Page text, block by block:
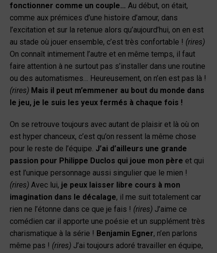
fonctionner comme un couple… Au début, on était,
comme aux prémices d’une histoire d’amour, dans
l’excitation et sur la retenue alors qu’aujourd’hui, on en est
au stade où jouer ensemble, c’est très confortable ! (rires)
On connaît intimement l’autre et en même temps, il faut
faire attention à ne surtout pas s’installer dans une routine
ou des automatismes… Heureusement, on n’en est pas là !
(rires) Mais il peut m’emmener au bout du monde dans
le jeu, je le suis les yeux fermés à chaque fois !
On se retrouve toujours avec autant de plaisir et là où on
est hyper chanceux, c’est qu’on ressent la même chose
pour le reste de l’équipe. J’ai d’ailleurs une grande
passion pour Philippe Duclos qui joue mon père et qui
est l’unique personnage aussi singulier que le mien !
(rires) Avec lui, je peux laisser libre cours à mon
imagination dans le décalage, il me suit totalement car
rien ne l’étonne dans ce que je fais ! (rires) J’aime ce
comédien car il apporte une poésie et un supplément très
charismatique à la série ! Benjamin Egner, n’en parlons
même pas ! (rires) J’ai toujours adoré travailler en équipe,